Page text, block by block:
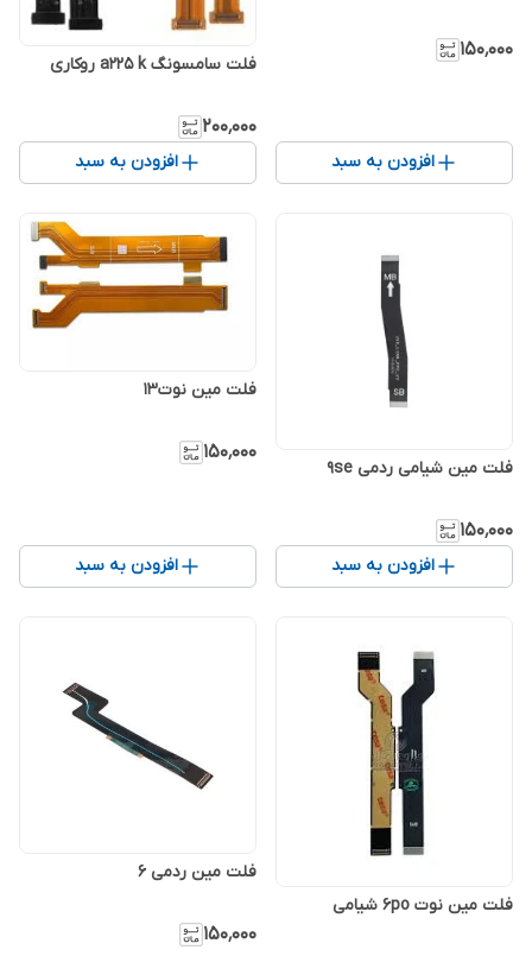
۱۵۰٬۰۰۰
افزودن به سبد
فلت سامسونگ a225 k روکاری
۲۰۰٬۰۰۰
افزودن به سبد
فلت مین شیامی ردمی 9se
۱۵۰٬۰۰۰
افزودن به سبد
فلت مین نوت13
۱۵۰٬۰۰۰
افزودن به سبد
فلت مین نوت 6po شیامی
فلت مین ردمی 6
۱۵۰٬۰۰۰